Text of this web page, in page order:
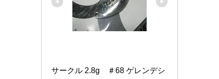
サークル 2.8g　＃68 ゲレンデシ